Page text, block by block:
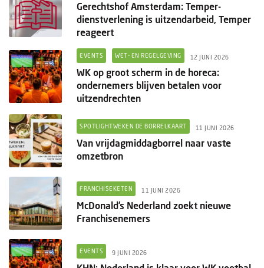
Gerechtshof Amsterdam: Temper-
dienstverlening is uitzendarbeid, Temper
reageert
EVENTS WET- EN REGELGEVING 12 JUNI 2026
WK op groot scherm in de horeca:
ondernemers blijven betalen voor
uitzendrechten
SPOTLIGHTWEKEN DE BORRELKAART 11 JUNI 2026
Van vrijdagmiddagborrel naar vaste
omzetbron
FRANCHISEKETEN 11 JUNI 2026
McDonald’s Nederland zoekt nieuwe
Franchisenemers
EVENTS 9 JUNI 2026